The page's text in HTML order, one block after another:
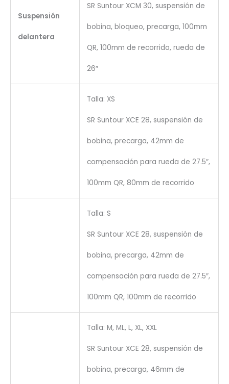
Suspensión
delantera
SR Suntour XCM 30, suspensión de
bobina, bloqueo, precarga, 100mm
QR, 100mm de recorrido, rueda de
26″
Talla: XS
SR Suntour XCE 28, suspensión de
bobina, precarga, 42mm de
compensación para rueda de 27.5″,
100mm QR, 80mm de recorrido
Talla: S
SR Suntour XCE 28, suspensión de
bobina, precarga, 42mm de
compensación para rueda de 27.5″,
100mm QR, 100mm de recorrido
Talla: M, ML, L, XL, XXL
SR Suntour XCE 28, suspensión de
bobina, precarga, 46mm de